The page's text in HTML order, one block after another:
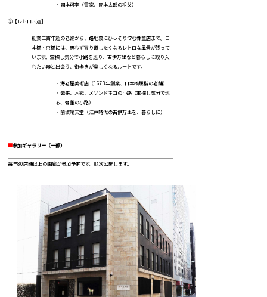
・岡本可亭（書家、岡本太郎の祖父）
③【レトロ３選】
創業三百年超の老舗から、路地裏にひっそり佇む骨董店まで。日
本橋・京橋には、思わず寄り道したくなるレトロな風景が残って
います。宝探し気分で小路を巡り、古伊万里など暮らしに取り入
れたい器と出会う、街歩きが楽しくなるルートです。
・海老屋美術店（1673年創業、日本橋屈指の老舗）
・去来、木雞、メゾンドネコの小路（宝探し気分で巡
る、骨董の小路）
・前坂晴天堂（江戸時代の古伊万里を、暮らしに）
■参加ギャラリー（一部）
毎年80店舗以上の画廊が参加予定です。順次公開します。